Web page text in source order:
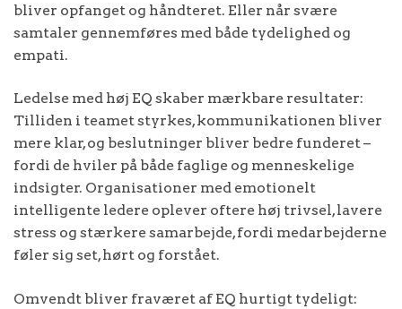
bliver opfanget og håndteret. Eller når svære
samtaler gennemføres med både tydelighed og
empati.
Ledelse med høj EQ skaber mærkbare resultater:
Tilliden i teamet styrkes, kommunikationen bliver
mere klar, og beslutninger bliver bedre funderet –
fordi de hviler på både faglige og menneskelige
indsigter. Organisationer med emotionelt
intelligente ledere oplever oftere høj trivsel, lavere
stress og stærkere samarbejde, fordi medarbejderne
føler sig set, hørt og forstået.
Omvendt bliver fraværet af EQ hurtigt tydeligt: